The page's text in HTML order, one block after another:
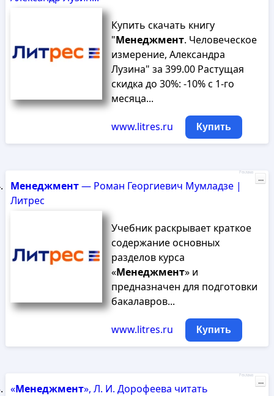
Купить скачать книгу
"Менеджмент. Человеческое
измерение, Александра
Лузина" за 399.00 Растущая
скидка до 30%: -10% с 1-го
месяца...
www.litres.ru Купить
Менеджмент— Роман Георгиевич Мумладзе |
Литрес
Учебник раскрывает краткое
содержание основных
разделов курса
«Менеджмент» и
предназначен для подготовки
бакалавров...
www.litres.ru Купить
Реклама
...
«Менеджмент», Л. И. Дорофеева читать
Реклама
...